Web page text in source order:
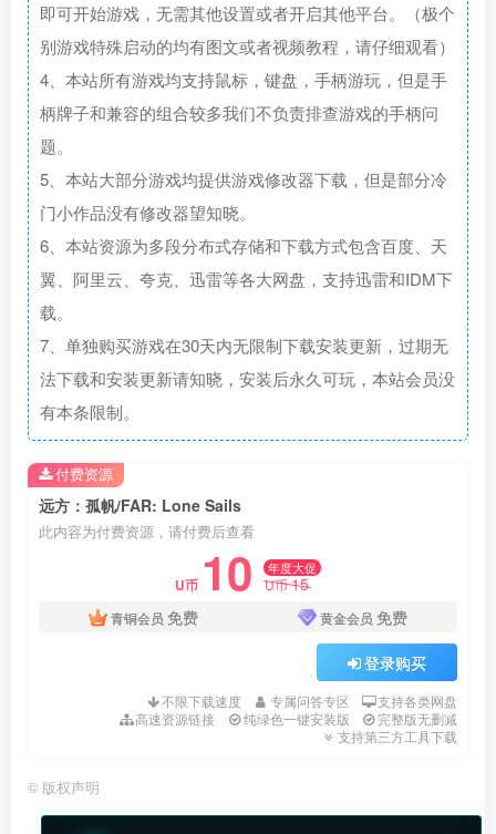
即可开始游戏，无需其他设置或者开启其他平台。（极个
别游戏特殊启动的均有图文或者视频教程，请仔细观看）
4、本站所有游戏均支持鼠标，键盘，手柄游玩，但是手
柄牌子和兼容的组合较多我们不负责排查游戏的手柄问
题。
5、本站大部分游戏均提供游戏修改器下载，但是部分冷
门小作品没有修改器望知晓。
6、本站资源为多段分布式存储和下载方式包含百度、天
翼、阿里云、夸克、迅雷等各大网盘，支持迅雷和IDM下
载。
7、单独购买游戏在30天内无限制下载安装更新，过期无
法下载和安装更新请知晓，安装后永久可玩，本站会员没
有本条限制。
远方：孤帆/FAR: Lone Sails
此内容为付费资源，请付费后查看
U币 10 年度大促
U币15
青铜会员 免费 黄金会员 免费
登录购买
不限下载速度 专属问答专区
支持各类网盘
高速资源链接
纯绿色一键安装版
完整版无删减
支持第三方工具下载
付费资源
© 版权声明